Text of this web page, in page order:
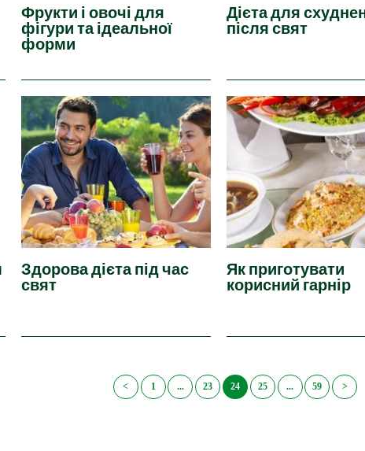
Фрукти і овочі для
фігури та ідеальної
форми
Дієта для
після свят
Здорова дієта під час
свят
Як приготувати
корисний гарнір
< 1 ... 23 24 25 ... 59 >